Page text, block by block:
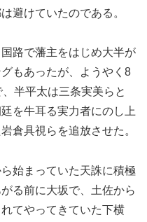
避けていたのである。
路で藩主をはじめ大半が
もあったが、ようやく8
半平太は三条実美らと
を牛耳る実力者にのし上
倉具視らを追放させた。
始まっていた天誅に積極
る前に大坂で、土佐から
てやってきていた下横